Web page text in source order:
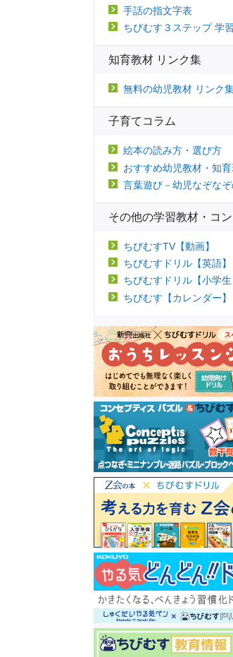
手話の指文字表
ちびむす３ステップ 学
知育教材 リンク集
無料の幼児教材 リンク
子育てコラム
絵本の読み方・選び方
おすすめ幼児教材・知
言葉遊び－幼児なぞな
その他の学習教材・コ
ちびむすTV【動画】
ちびむすドリル【英語】
ちびむすドリル【小学生
ちびむす【カレンダー】